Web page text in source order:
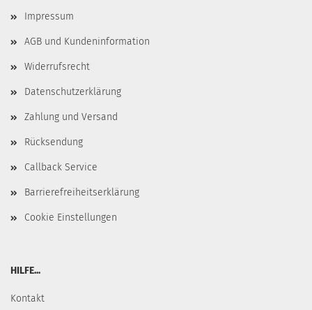
Impressum
AGB und Kundeninformation
Widerrufsrecht
Datenschutzerklärung
Zahlung und Versand
Rücksendung
Callback Service
Barrierefreiheitserklärung
Cookie Einstellungen
HILFE...
Kontakt